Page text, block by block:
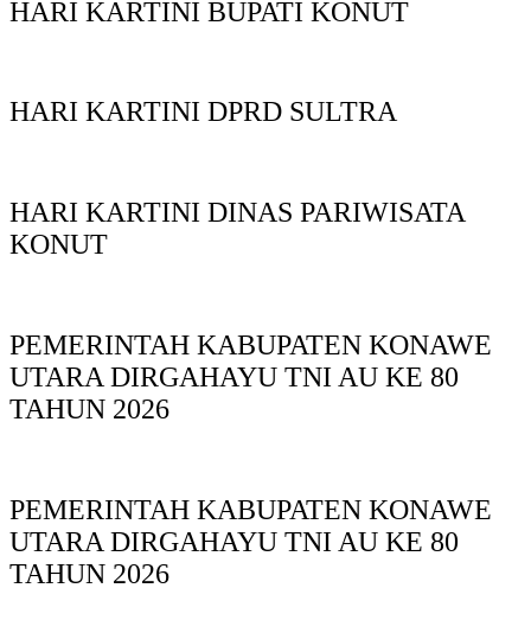
HARI KARTINI BUPATI KONUT
HARI KARTINI DPRD SULTRA
HARI KARTINI DINAS PARIWISATA
KONUT
PEMERINTAH KABUPATEN KONAWE
UTARA DIRGAHAYU TNI AU KE 80
TAHUN 2026
PEMERINTAH KABUPATEN KONAWE
UTARA DIRGAHAYU TNI AU KE 80
TAHUN 2026